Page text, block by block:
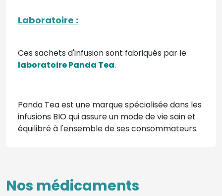
Laboratoire :
Ces sachets d'infusion sont fabriqués par le
laboratoire Panda Tea.
Panda Tea est une marque spécialisée dans les
infusions BIO qui assure un mode de vie sain et
équilibré à l'ensemble de ses consommateurs.
Nos médicaments